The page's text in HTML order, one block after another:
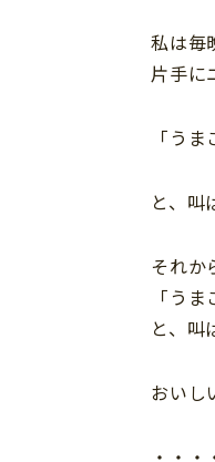
私は毎
片手に
「う
と、叫
それか
「う
と、叫
おい